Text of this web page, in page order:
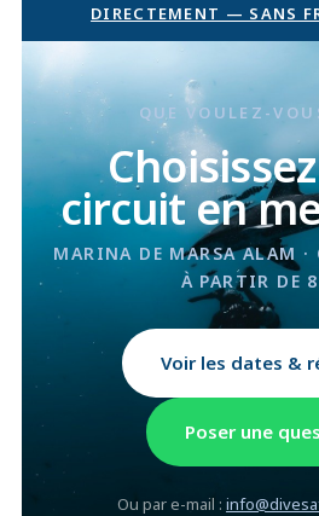
DIRECTEMENT — SANS
QUE VOULEZ-
circuit en
MARINA DE MARSA ALAM ·
À PARTIR DE
Voir les dates &
Poser une
Ou par e-mail :